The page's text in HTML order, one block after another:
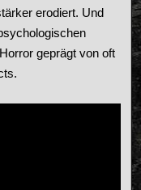
erodiert. Und
geprägt von oft